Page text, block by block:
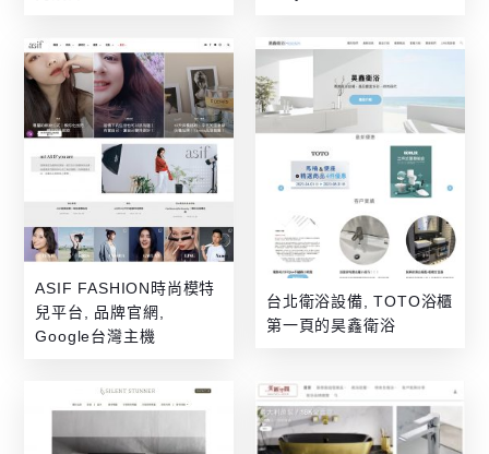
ASIF FASHION時尚模特
兒平台, 品牌官網,
Google台灣主機
台北衛浴設備, TOTO浴櫃
第一頁的昊鑫衛浴